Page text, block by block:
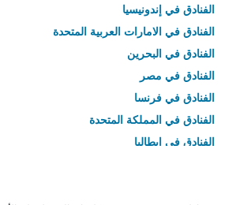
الفنادق في إندونيسيا
الفنادق في الامارات العربية المتحدة
الفنادق في البحرين
الفنادق في مصر
الفنادق في فرنسا
الفنادق في المملكة المتحدة
الفنادق في إيطاليا